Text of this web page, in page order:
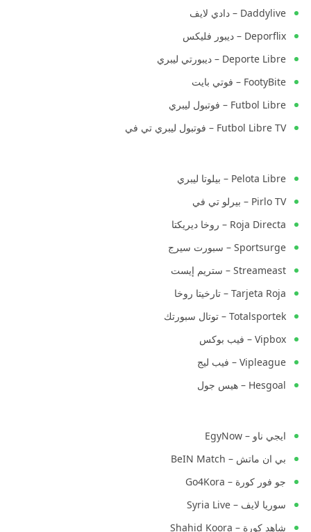
Daddylive – دادي لايف
Deporflix – ديبور فليكس
Deporte Libre – ديبورتي ليبري
FootyBite – فوتي بايت
Futbol Libre – فوتبول ليبري
Futbol Libre TV – فوتبول ليبري تي في
Pelota Libre – بيلوتا ليبري
Pirlo TV – بيرلو تي في
Roja Directa – روخا ديريكتا
Sportsurge – سبورت سيرج
Streameast – ستريم إيست
Tarjeta Roja – تارخيتا روخا
Totalsportek – توتال سبورتك
Vipbox – فيب بوكس
Vipleague – فيب ليج
Hesgoal – هيس جول
ايجي ناو – EgyNow
بي ان ماتش – BeIN Match
جو فور كورة – Go4Kora
سوريا لايف – Syria Live
شاهد كورة – Shahid Koora